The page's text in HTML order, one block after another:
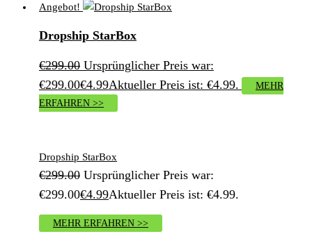
Angebot!
Dropship StarBox
€299.00 Ursprünglicher Preis war:
€299.00€4.99Aktueller Preis ist: €4.99.
MEHR
ERFAHREN >>
Dropship StarBox
€299.00 Ursprünglicher Preis war:
€299.00€4.99Aktueller Preis ist: €4.99.
MEHR ERFAHREN >>